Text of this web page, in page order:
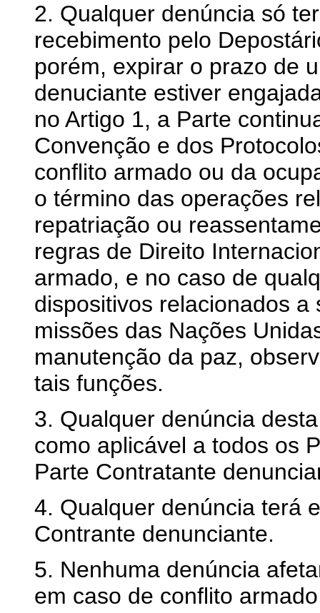
2. Qualquer denúncia só
recebimento pelo
porém, expirar o prazo de
denuciante estiver
no Artigo 1, a Parte
Convenção e dos
conflito armado ou da
o término das operações
repatriação ou
regras de Direito
armado, e no caso de
dispositivos relacionados
missões das Nações
manutenção da paz,
tais funções.
3. Qualquer denúncia
como aplicável a todos os
Parte Contratante
4. Qualquer denúncia terá
Contrante denunciante.
5. Nenhuma denúncia
em caso de conflito